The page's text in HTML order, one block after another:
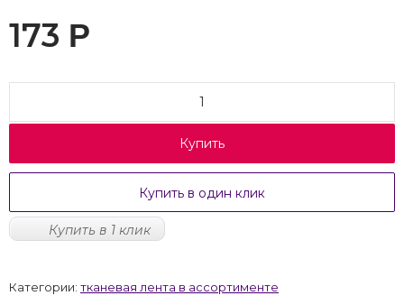
173 Р
Купить
Купить в один клик
Купить в 1 клик
Категории: тканевая лента в ассортименте